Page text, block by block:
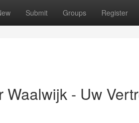
Submit Groups Register
Waalwijk - Uw